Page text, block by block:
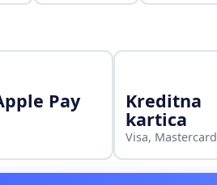
Pay Kreditna
kartica
Visa, Mastercard